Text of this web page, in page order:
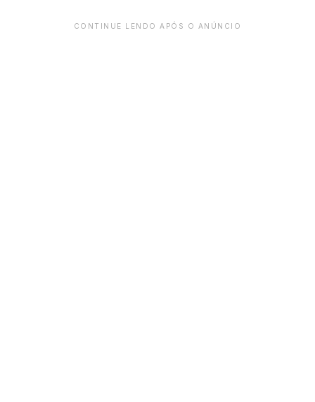
CONTINUE LENDO APÓS O ANÚNCIO